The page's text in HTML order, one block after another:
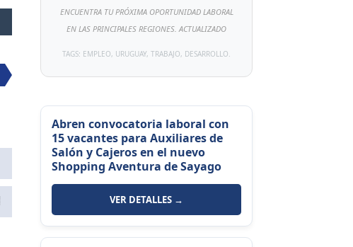
ENCUENTRA TU PRÓXIMA OPORTUNIDAD LABORAL
EN LAS PRINCIPALES REGIONES. ACTUALIZADO
TAGS: EMPLEO, URUGUAY, TRABAJO, DESARROLLO.
Abren convocatoria laboral con
15 vacantes para Auxiliares de
Salón y Cajeros en el nuevo
Shopping Aventura de Sayago
VER DETALLES →